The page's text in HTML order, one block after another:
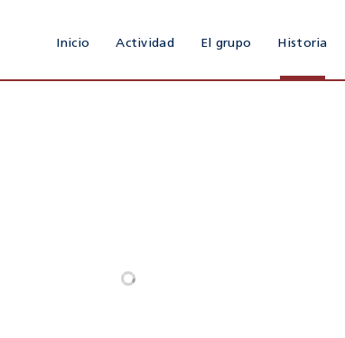
Inicio Actividad El grupo Historia